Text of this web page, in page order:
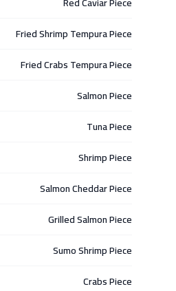
Fried Shrimp Tempura Piece
Fried Crabs Tempura Piece
Salmon Piece
Tuna Piece
Shrimp Piece
Salmon Cheddar Piece
Grilled Salmon Piece
Sumo Shrimp Piece
Crabs Piece